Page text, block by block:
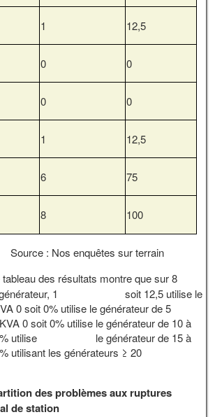
1 12,5
0 0
0 0
1 12,5
6 75
8 100
Source : Nos enquêtes sur terrain
tableau des résultats montre que sur 8
le générateur, 1 soit 12,5 utilise le
0 soit 0% utilise le générateur de 5
0% utilise le générateur de 10 à
utilise le générateur de 15 à
utilisant les générateurs ≥ 20
des problèmes aux ruptures
de station